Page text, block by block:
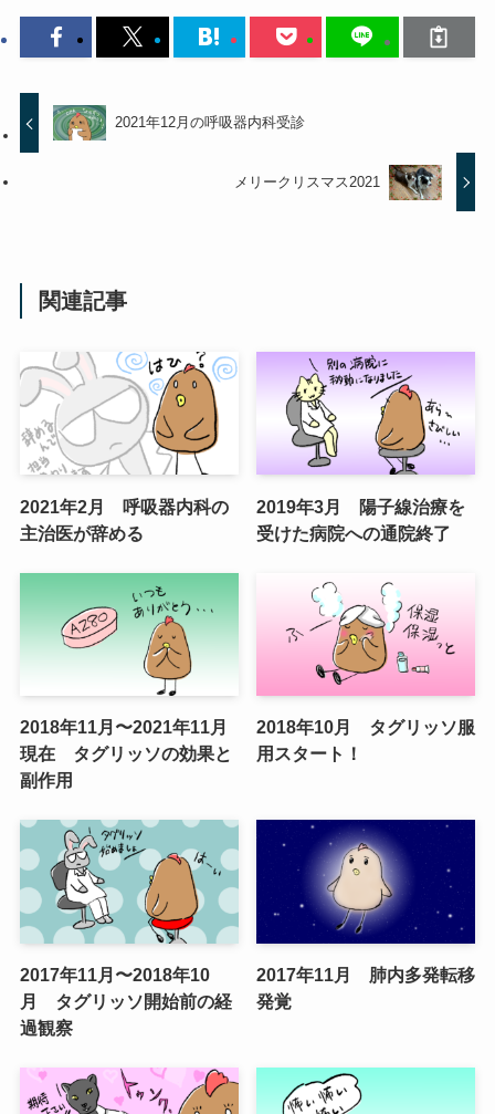
2021年12月の呼吸器内科受診
メリークリスマス2021
関連記事
2021年2月 呼吸器内科の
主治医が辞める
2019年3月 陽子線治療を
受けた病院への通院終了
2018年11月〜2021年11月
現在 タグリッソの効果と
副作用
2018年10月 タグリッソ服
用スタート！
2017年11月〜2018年10
月 タグリッソ開始前の経
過観察
2017年11月 肺内多発転移
発覚